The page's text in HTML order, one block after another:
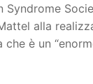
Syndrome
alla
che è un